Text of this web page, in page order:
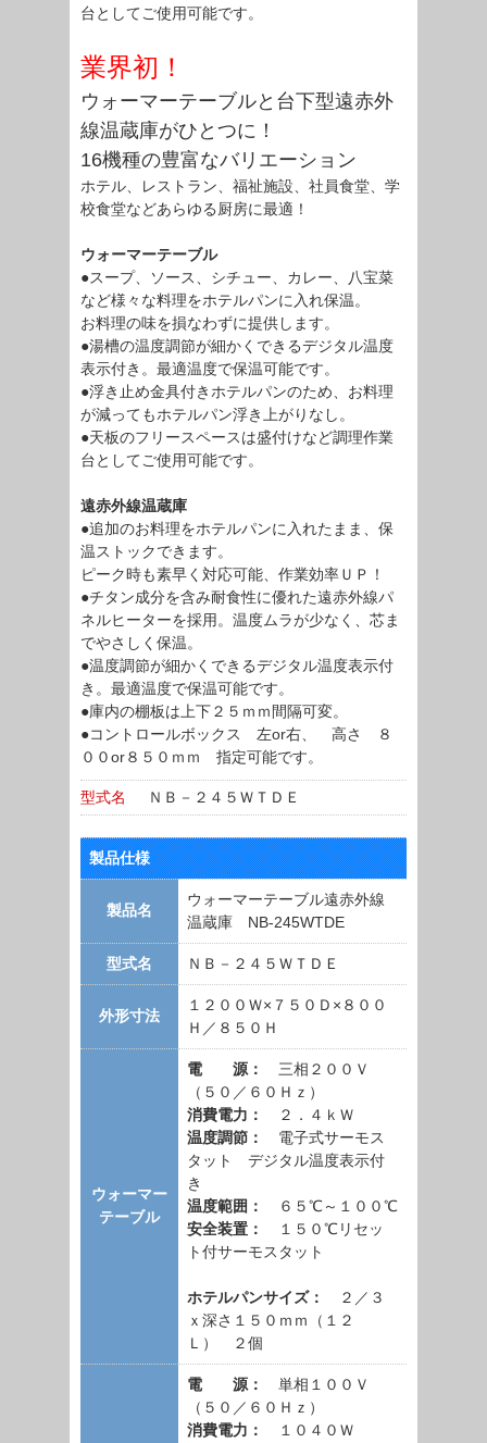
台としてご使用可能です。
業界初！
ウォーマーテーブルと台下型遠赤外
線温蔵庫がひとつに！
16機種の豊富なバリエーション
ホテル、レストラン、福祉施設、社員食堂、学
校食堂などあらゆる厨房に最適！
ウォーマーテーブル
●スープ、ソース、シチュー、カレー、八宝菜
など様々な料理をホテルパンに入れ保温。
お料理の味を損なわずに提供します。
●湯槽の温度調節が細かくできるデジタル温度
表示付き。最適温度で保温可能です。
●浮き止め金具付きホテルパンのため、お料理
が減ってもホテルパン浮き上がりなし。
●天板のフリースペースは盛付けなど調理作業
台としてご使用可能です。
遠赤外線温蔵庫
●追加のお料理をホテルパンに入れたまま、保
温ストックできます。
ピーク時も素早く対応可能、作業効率ＵＰ！
●チタン成分を含み耐食性に優れた遠赤外線パ
ネルヒーターを採用。温度ムラが少なく、芯ま
でやさしく保温。
●温度調節が細かくできるデジタル温度表示付
き。最適温度で保温可能です。
●庫内の棚板は上下２５ｍｍ間隔可変。
●コントロールボックス 左or右、 高さ ８
００or８５０ｍｍ 指定可能です。
型式名 ＮＢ－２４５ＷＴＤＥ
製品仕様
製品名
ウォーマーテーブル遠赤外線
温蔵庫 NB-245WTDE
型式名 ＮＢ－２４５ＷＴＤＥ
外形寸法
１２００Ｗ×７５０Ｄ×８００
Ｈ／８５０Ｈ
ウォーマー
テーブル
電 源：
三相２００Ｖ
（５０／６０Ｈｚ）
消費電力：
２．４ｋＷ
温度調節：
電子式サーモス
タット デジタル温度表示付
き
温度範囲：
６５℃～１００℃
安全装置：
１５０℃リセッ
ト付サーモスタット
ホテルパンサイズ：
２／３
ｘ深さ１５０ｍｍ（１２
Ｌ） ２個
電 源：
単相１００Ｖ
（５０／６０Ｈｚ）
消費電力：
１０４０Ｗ